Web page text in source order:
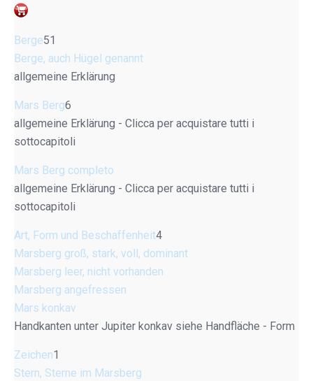
Berge51
Berge, auch Hügel genannt
allgemeine Erklärung
Mars Berg6
allgemeine Erklärung - Clicca per acquistare tutti i
sottocapitoli
Mars Berg completo
allgemeine Erklärung - Clicca per acquistare tutti i
sottocapitoli
Art, Form und Beschaffenheit4
Marsberg groß, stark, voll, dominant
Marsberg leer, nicht vorhanden
Marsberg angefressen
Mars konkav
Handkanten unter Jupiter konkav siehe Handfläche - Form
Zeichen1
Stern, Sterne im Marsberg